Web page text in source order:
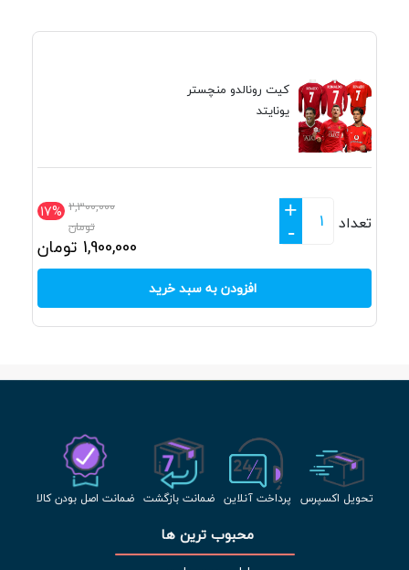
کیت رونالدو منچستر
یونایتد
17% 2,300,000
تومان
1,900,000 تومان
تعداد
+
-
افزودن به سبد خرید
تحویل اکسپرس پرداخت آنلاین ضمانت بازگشت ضمانت اصل بودن کالا
محبوب ترین ها